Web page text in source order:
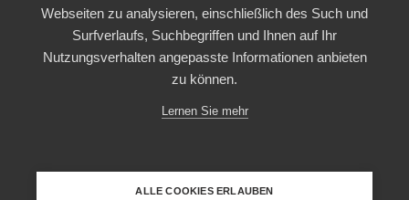
HOME FOOD EXPERIENCE
CATERING
1881 MOMENTS
FOOD TRUCK
LOCATIONS
1881 Catering GmbH | Rosenstr. 37 | 88212
Webseiten zu analysieren, einschließlich des Such und
Surfverlaufs, Suchbegriffen und Ihnen auf Ihr
Nutzungsverhalten angepasste Informationen anbieten
zu können.
Lernen Sie mehr
ALLE COOKIES ERLAUBEN